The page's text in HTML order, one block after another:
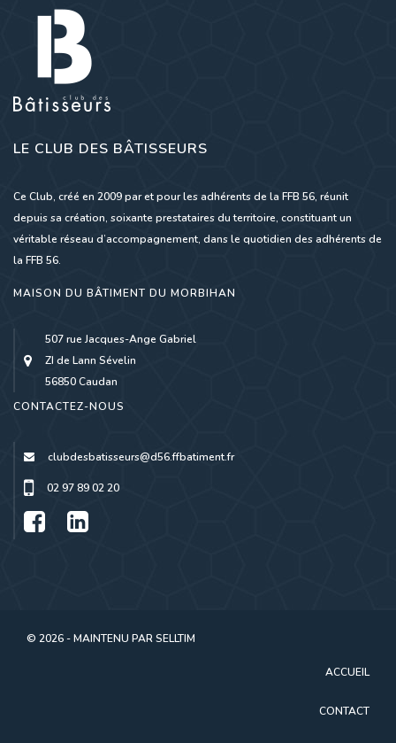
LE CLUB DES BÂTISSEURS
Ce Club, créé en 2009 par et pour les adhérents de la FFB 56, réunit
depuis sa création, soixante prestataires du territoire, constituant un
véritable réseau d’accompagnement, dans le quotidien des adhérents de
la FFB 56.
MAISON DU BÂTIMENT DU MORBIHAN
507 rue Jacques-Ange Gabriel
ZI de Lann Sévelin
56850 Caudan
CONTACTEZ-NOUS
clubdesbatisseurs@d56.ffbatiment.fr
02 97 89 02 20
© 2026 - MAINTENU PARSELLTIM
ACCUEIL
CONTACT